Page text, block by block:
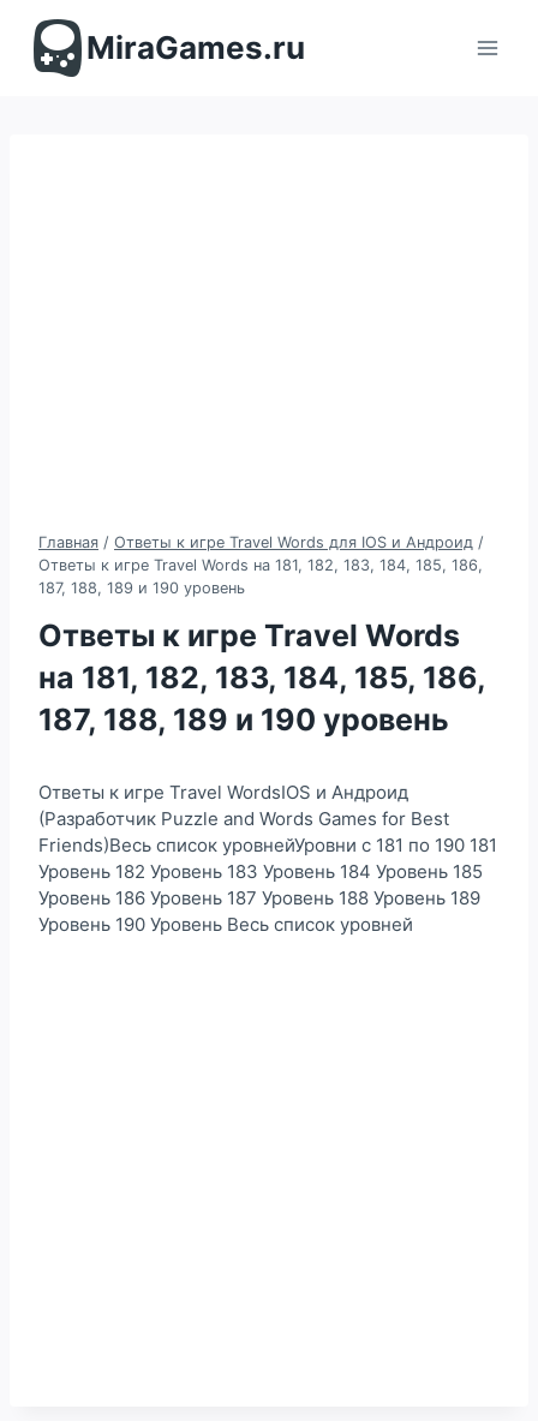
содержимомуMiraGames.ru
Главная / Ответы к игре Travel Words для IOS и Андроид /
Ответы к игре Travel Words на 181, 182, 183, 184, 185, 186,
187, 188, 189 и 190 уровень
Ответы к игре Travel Words
на 181, 182, 183, 184, 185, 186,
187, 188, 189 и 190 уровень
Ответы к игре Travel WordsIOS и Андроид
(Разработчик Puzzle and Words Games for Best
Friends)Весь список уровнейУровни с 181 по 190 181
Уровень 182 Уровень 183 Уровень 184 Уровень 185
Уровень 186 Уровень 187 Уровень 188 Уровень 189
Уровень 190 Уровень Весь список уровней